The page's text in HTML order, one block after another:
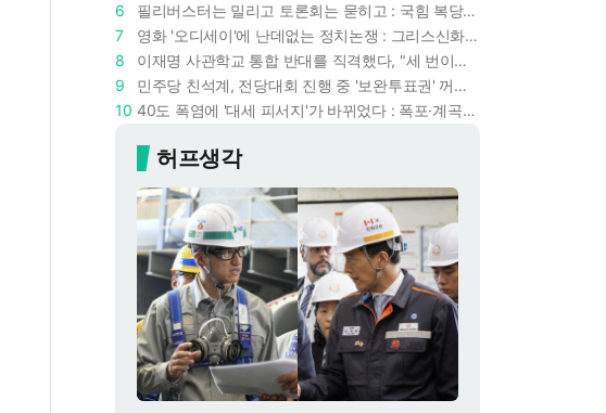
6
필리버스터는 밀리고 토론회는 묻히고 : 국힘 복당 원하는 한동훈, '검사 정치'의 한계만 드러내나
7
영화 '오디세이'에 난데없는 정치논쟁 : 그리스신화 공간에서 '트럼프 전쟁의 참혹함'이 보인다
8
이재명 사관학교 통합 반대를 직격했다, "세 번이나 군사 쿠데타 했는데 압도적 지위"
9
민주당 친석계, 전당대회 진행 중 '보완투표권' 꺼냈다 : '사후 투표 허용' 무리수에 정청래 "투표 쿠데타"
10
40도 폭염에 '대세 피서지'가 바뀌었다 : 폭포·계곡보다 이곳으로 더 몰린다
허프생각